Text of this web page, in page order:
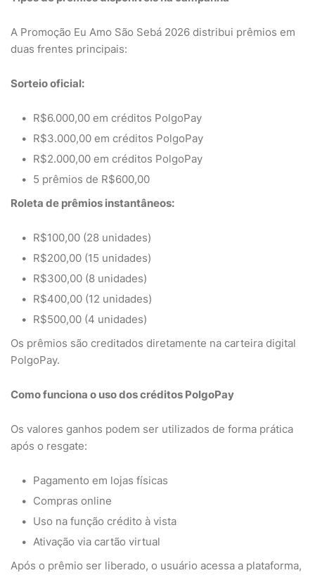
A Promoção Eu Amo São Sebá 2026 distribui prêmios em
duas frentes principais:
Sorteio oficial:
R$6.000,00 em créditos PolgoPay
R$3.000,00 em créditos PolgoPay
R$2.000,00 em créditos PolgoPay
5 prêmios de R$600,00
Roleta de prêmios instantâneos:
R$100,00 (28 unidades)
R$200,00 (15 unidades)
R$300,00 (8 unidades)
R$400,00 (12 unidades)
R$500,00 (4 unidades)
Os prêmios são creditados diretamente na carteira digital
PolgoPay.
Como funciona o uso dos créditos PolgoPay
Os valores ganhos podem ser utilizados de forma prática
após o resgate:
Pagamento em lojas físicas
Compras online
Uso na função crédito à vista
Ativação via cartão virtual
Após o prêmio ser liberado, o usuário acessa a plataforma,